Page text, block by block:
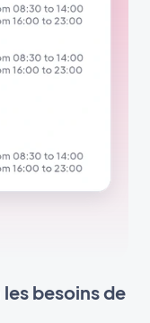
besoins de